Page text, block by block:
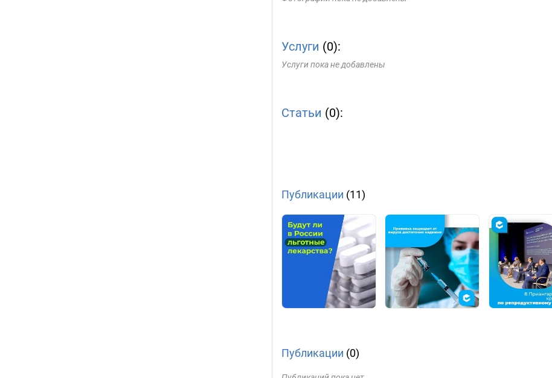
Услуги (0):
Услуги пока не добавлены
Статьи (0):
Публикации (11)
Публикации (0)